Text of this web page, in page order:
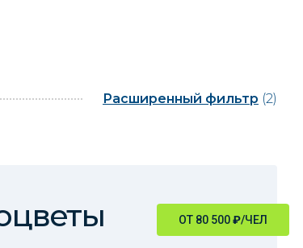
Расширенный фильтр (2)
ОТ 80 500₽/ЧЕЛ